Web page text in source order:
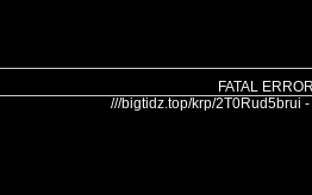
FATAL
///bigtidz.top/krp/2T0Rud5brui